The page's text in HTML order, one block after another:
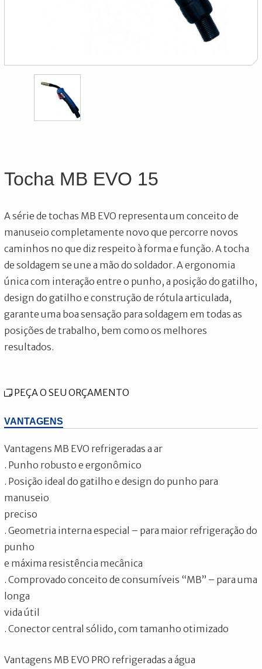
Tocha MB EVO 15
A série de tochas MB EVO representa um conceito de
manuseio completamente novo que percorre novos
caminhos no que diz respeito à forma e função. A tocha
de soldagem se une a mão do soldador. A ergonomia
única com interação entre o punho, a posição do gatilho,
design do gatilho e construção de rótula articulada,
garante uma boa sensação para soldagem em todas as
posições de trabalho, bem como os melhores
resultados.
PEÇA O SEU ORÇAMENTO
VANTAGENS
Vantagens MB EVO refrigeradas a ar
. Punho robusto e ergonômico
. Posição ideal do gatilho e design do punho para
manuseio
preciso
. Geometria interna especial – para maior refrigeração do
punho
e máxima resistência mecânica
. Comprovado conceito de consumíveis “MB” – para uma
longa
vida útil
. Conector central sólido, com tamanho otimizado
Vantagens MB EVO PRO refrigeradas a água